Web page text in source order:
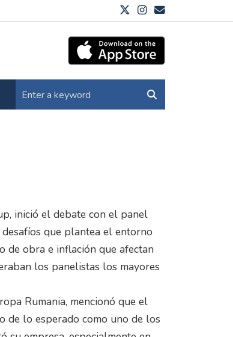
inició el debate con el panel
que plantea el entorno
de obra e inflación que afectan
los panelistas los mayores
Rumania, mencionó que el
de lo esperado como uno de los